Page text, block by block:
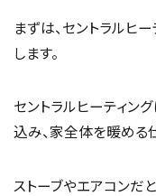
まずは、セントラルヒ
します。
セントラルヒーティン
込み、家全体を暖める
ストーブやエアコンだ